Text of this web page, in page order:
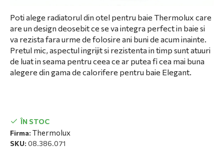
Poti alege radiatorul din otel pentru baie Thermolux care
are un design deosebit ce se va integra perfect in baie si
va rezista fara urme de folosire ani buni de acum inainte.
Pretul mic, aspectul ingrijit si rezistenta in timp sunt atuuri
de luat in seama pentru ceea ce ar putea fi cea mai buna
alegere din gama de calorifere pentru baie Elegant.
ÎN STOC
Firma: Thermolux
SKU: 08.386.071